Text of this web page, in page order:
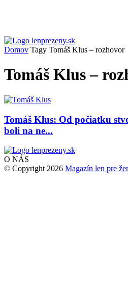
Domov Tagy Tomáš Klus – rozhovor
Tomáš Klus –
Tomáš Klus: Od počiatku
boli na ne...
O NÁS
© Copyright 2026 Magazín len pre